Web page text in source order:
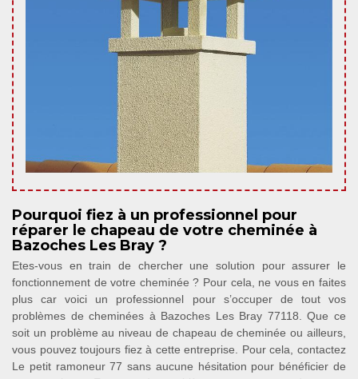
Pourquoi fiez à un professionnel pour
réparer le chapeau de votre cheminée à
Bazoches Les Bray ?
Etes-vous en train de chercher une solution pour assurer le
fonctionnement de votre cheminée ? Pour cela, ne vous en faites
plus car voici un professionnel pour s’occuper de tout vos
problèmes de cheminées à Bazoches Les Bray 77118. Que ce
soit un problème au niveau de chapeau de cheminée ou ailleurs,
vous pouvez toujours fiez à cette entreprise. Pour cela, contactez
Le petit ramoneur 77 sans aucune hésitation pour bénéficier de